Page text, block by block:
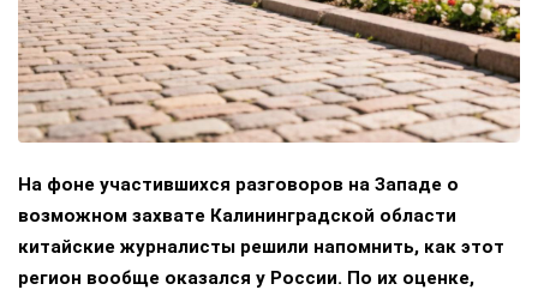
На фоне участившихся разговоров на Западе о
возможном захвате Калининградской области
китайские журналисты решили напомнить, как этот
регион вообще оказался у России. По их оценке,